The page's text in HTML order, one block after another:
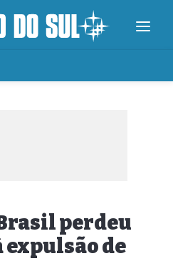
perdeu
expulsão de